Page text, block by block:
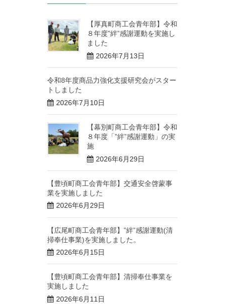
【厚真町商工会青年部】令和
８年度”絆”感謝運動を実施し
ました
2026年7月13日
令和8年度商品力強化支援研究会がスター
トしました
2026年7月10日
【幕別町商工会青年部】令和
８年度「”絆”感謝運動」の実
施
2026年6月29日
【豊頃町商工会青年部】交通安全啓蒙事
業を実施しました
2026年6月29日
【広尾町商工会青年部】”絆”感謝運動(清
掃奉仕事業)を実施しました。
2026年6月15日
【豊頃町商工会青年部】清掃奉仕事業を
実施しました
2026年6月11日